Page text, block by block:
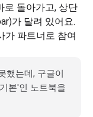
로 돌아가고, 상단
가 달려 있어요.
가 파트너로 참여
했는데, 구글이
본'인 노트북을